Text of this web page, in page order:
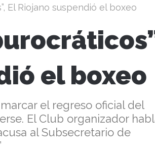
El Riojano suspendió el boxeo
el boxeo
el regreso oficial del
El Club organizador
al Subsecretario de